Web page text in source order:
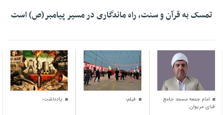
تمسک به قرآن و سنت، راه ماندگاری در مسیر پیامبر(ص) است
امام جمعه مسجد جامع
قبای مریوان:
۱۵ مرداد ۱۴۰۵
فیلم؛
۰۱ مرداد ۱۴۰۵
یادداشت؛